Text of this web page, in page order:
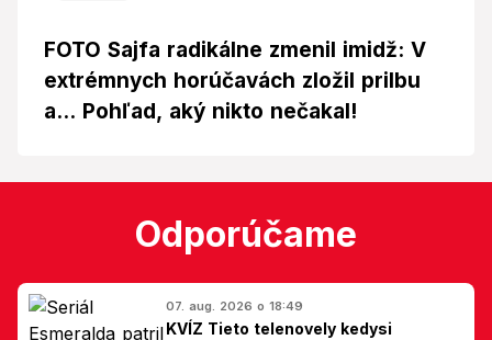
FOTO Sajfa radikálne zmenil imidž: V
extrémnych horúčavách zložil prilbu
a... Pohľad, aký nikto nečakal!
Odporúčame
07. aug. 2026 o 18:49
KVÍZ Tieto telenovely kedysi